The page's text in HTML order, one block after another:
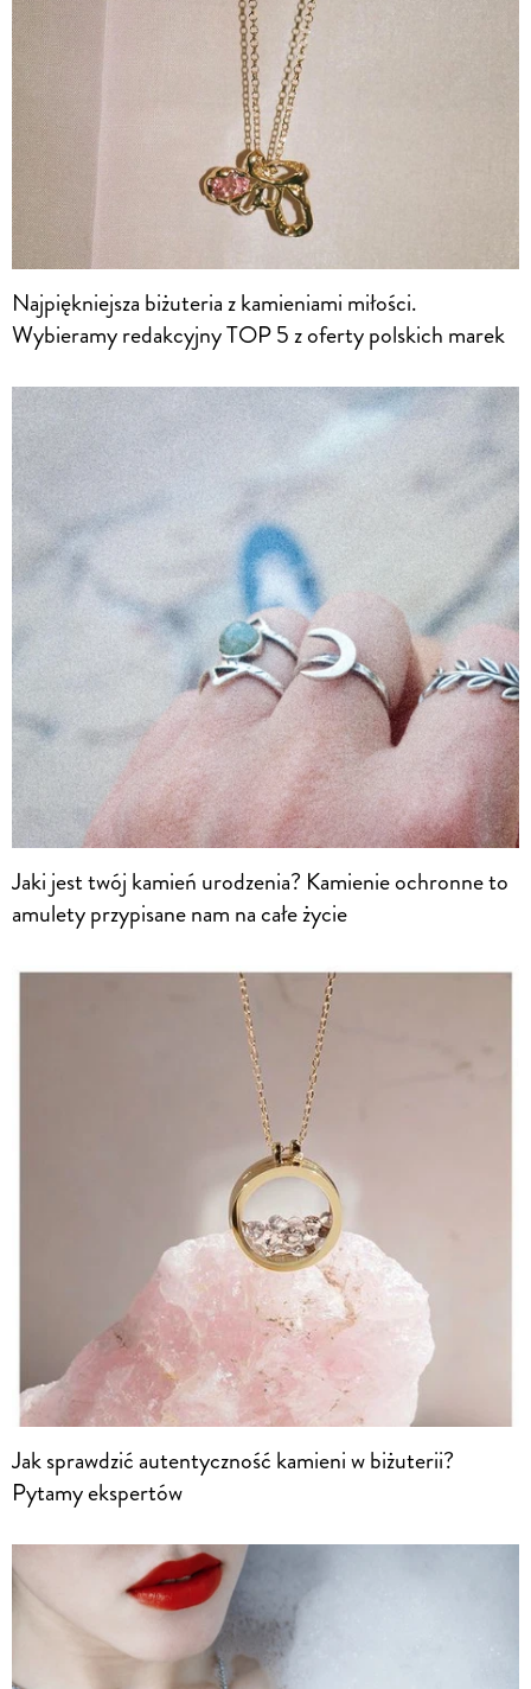
Najpiękniejsza biżuteria z kamieniami miłości.
Wybieramy redakcyjny TOP 5 z oferty polskich marek
Jaki jest twój kamień urodzenia? Kamienie ochronne to
amulety przypisane nam na całe życie
Jak sprawdzić autentyczność kamieni w biżuterii?
Pytamy ekspertów